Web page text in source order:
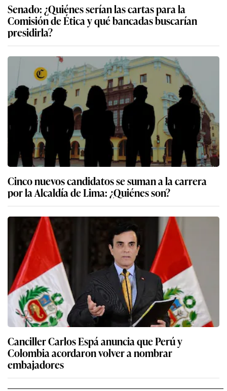
Senado: ¿Quiénes serían las cartas para la
Comisión de Ética y qué bancadas buscarían
presidirla?
Cinco nuevos candidatos se suman a la carrera
por la Alcaldía de Lima: ¿Quiénes son?
Canciller Carlos Espá anuncia que Perú y
Colombia acordaron volver a nombrar
embajadores